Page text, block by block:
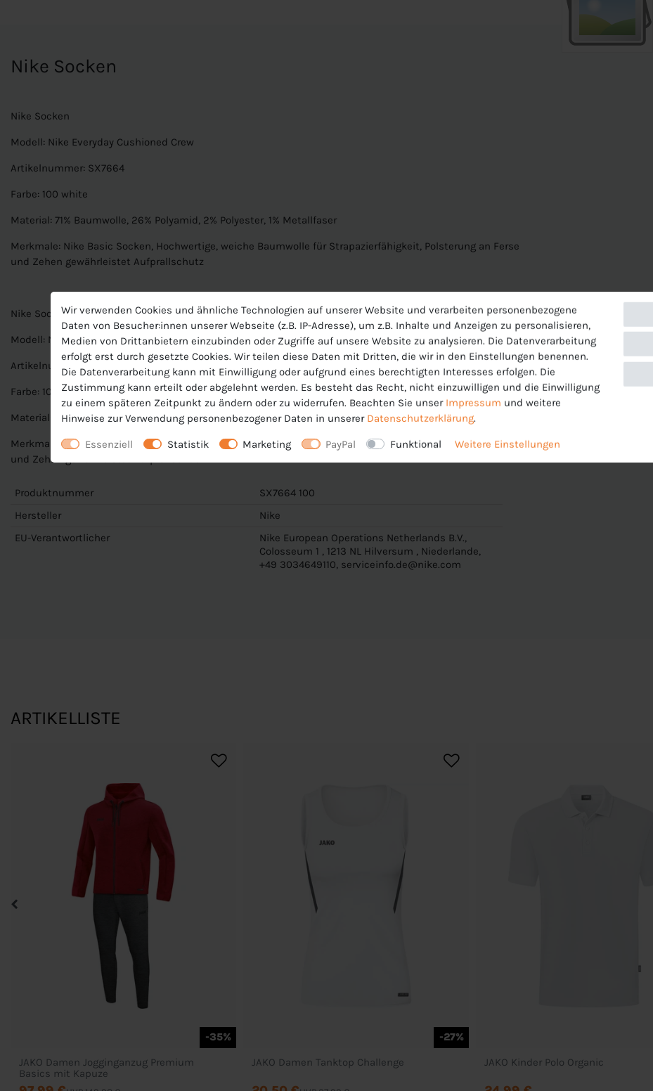
Nike Socken
Nike Socken
Modell: Nike Everyday Cushioned Crew
Artikelnummer: SX7664
Farbe: 100 white
Material: 71% Baumwolle, 26% Polyamid, 2% Polyester, 1% Metallfaser
Merkmale: Nike Basic Socken, Hochwertige, weiche Baumwolle für Strapazierfähigkeit, Polsterung an Ferse
und Zehen gewährleistet Aufprallschutz
Nike Socken
Modell: Nike Everyday Cushioned Crew
Artikelnummer: SX7664
Farbe: 100 white
Material: 71% Baumwolle, 26% Polyamid, 2% Polyester, 1% Metallfaser
Merkmale: Nike Basic Socken, Hochwertige, weiche Baumwolle für Strapazierfähigkeit, Polsterung an Ferse
und Zehen gewährleistet Aufprallschutz
Produktnummer
SX7664 100
Hersteller
Nike
EU-Verantwortlicher
Nike European Operations Netherlands B.V.,
Colosseum 1 , 1213 NL Hilversum , Niederlande,
+49 3034649110, serviceinfo.de@nike.com
ARTIKELLISTE
-35%
JAKO Damen Jogginganzug Premium
Basics mit Kapuze
-27%
JAKO Damen Tanktop Challenge
JAKO Kinder Polo Organic
Wir verwenden Cookies und ähnliche Technologien auf unserer Website und verarbeiten personenbezogene
Daten von Besucher:innen unserer Webseite (z.B. IP-Adresse), um z.B. Inhalte und Anzeigen zu personalisieren,
Medien von Drittanbietern einzubinden oder Zugriffe auf unsere Website zu analysieren. Die Datenverarbeitung
erfolgt erst durch gesetzte Cookies. Wir teilen diese Daten mit Dritten, die wir in den Einstellungen benennen.
Die Datenverarbeitung kann mit Einwilligung oder aufgrund eines berechtigten Interesses erfolgen. Die
Zustimmung kann erteilt oder abgelehnt werden. Es besteht das Recht, nicht einzuwilligen und die Einwilligung
zu einem späteren Zeitpunkt zu ändern oder zu widerrufen. Beachten Sie unser Impressum und weitere
Hinweise zur Verwendung personenbezogener Daten in unserer Daten­schutz­erklärung.
Essenziell Statistik Marketing PayPal Funktional Weitere Einstellungen